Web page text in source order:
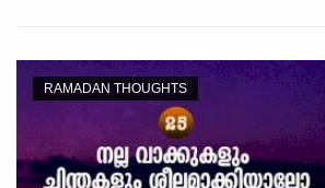
RAMADAN THOUGHTS